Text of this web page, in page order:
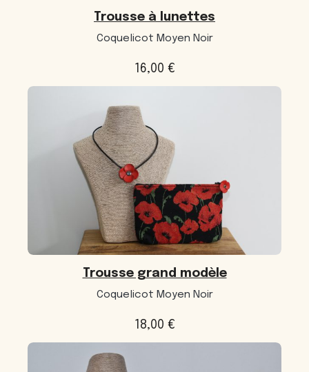
Trousse à lunettes
Coquelicot Moyen Noir
16,00 €
Trousse grand modèle
Coquelicot Moyen Noir
18,00 €